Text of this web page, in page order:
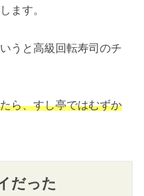
ます。
うと高級回転寿司のチ
ら、すし亭ではむずか
だった